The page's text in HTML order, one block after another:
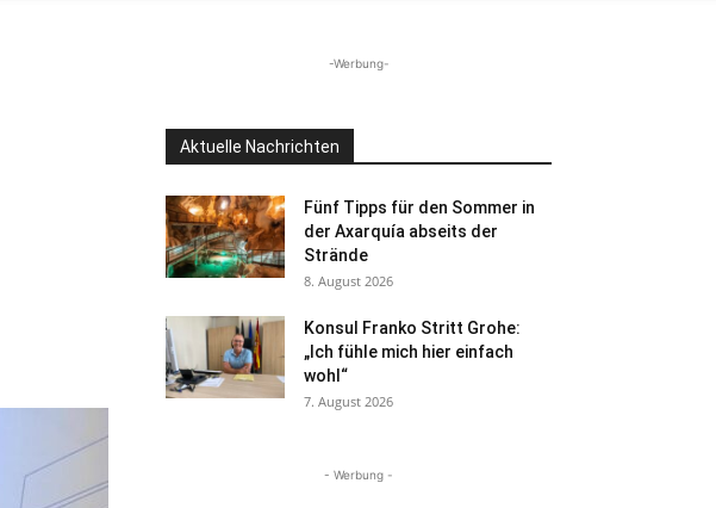
-Werbung-
Aktuelle Nachrichten
Fünf Tipps für den Sommer in
der Axarquía abseits der
Strände
8. August 2026
Konsul Franko Stritt Grohe:
„Ich fühle mich hier einfach
wohl“
7. August 2026
- Werbung -